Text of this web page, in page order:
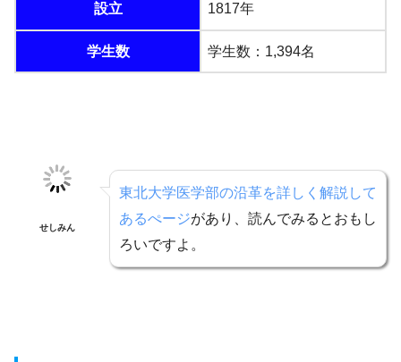
設立 1817年
学生数 学生数：1,394名
せしみん
東北大学医学部の沿革を詳しく解説して
あるぺージがあり、読んでみるとおもし
ろいですよ。